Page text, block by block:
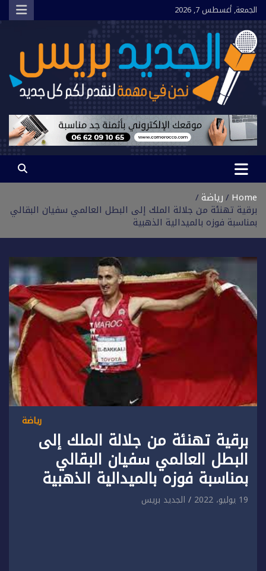
Skip
to
content
الجمعة, أغسطس 7, 2026
الجديد بريس
نحن في مهمة لنقدم لكم كل جديد
Home رياضة
برقية تهنئة من جلالة الملك إلى البطل العالمي سفيان البقالي
بمناسبة فوزه بالميدالية الذهبية
رياضة
برقية تهنئة من جلالة الملك إلى
البطل العالمي سفيان البقالي
بمناسبة فوزه بالميدالية الذهبية
19 يوليو، 2022 الجديد بريس